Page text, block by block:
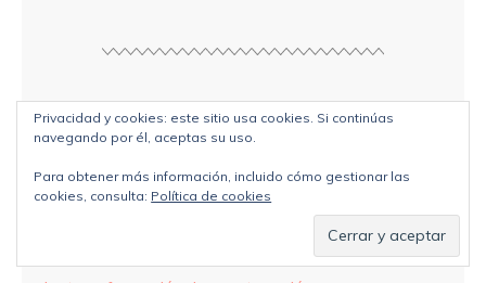
ENTRADAS RECIENTES
Degradado en pared con pistola Wagner
Privacidad y cookies: este sitio usa cookies. Si continúas
navegando por él, aceptas su uso.
Para obtener más información, incluido cómo gestionar las
cookies, consulta: Política de cookies